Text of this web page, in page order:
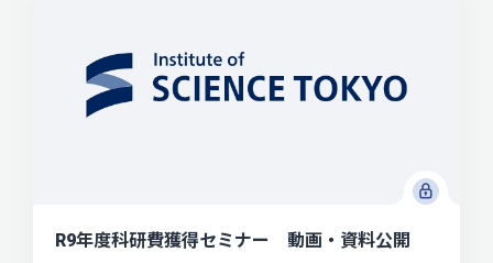
R9年度科研費獲得セミナー 動画・資料公開